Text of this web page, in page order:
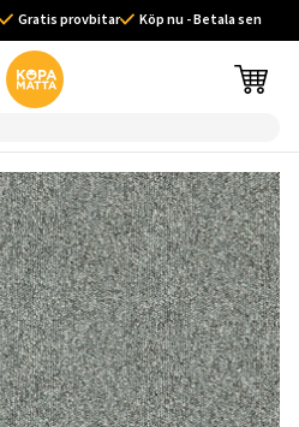
Gratis provbitar Köp nu - Betala sen